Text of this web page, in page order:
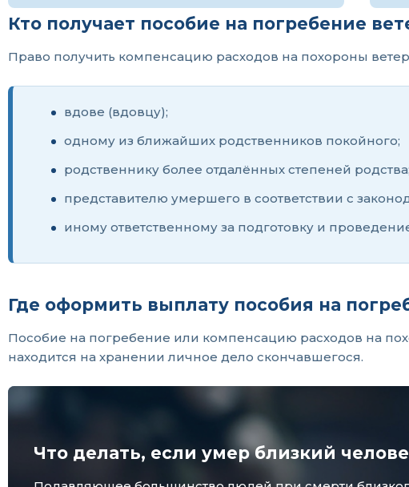
Кто получает пособие на погребение
Право получить компенсацию расходов на похороны
вдове (вдовцу);
одному из ближайших родственников покойного;
родственнику более отдалённых степеней родства;
представителю умершего в соответствии с
иному ответственному за подготовку и
Где оформить выплату пособия на
Пособие на погребение или компенсацию расходов на
находится на хранении личное дело скончавшегося.
Что делать, если умер близкий